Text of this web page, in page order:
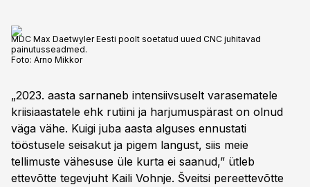
MDC Max Daetwyler Eesti poolt soetatud uued CNC juhitavad
painutusseadmed.
Foto: Arno Mikkor
„2023. aasta sarnaneb intensiivsuselt varasematele
kriisiaastatele ehk rutiini ja harjumuspärast on olnud
väga vähe. Kuigi juba aasta alguses ennustati
tööstusele seisakut ja pigem langust, siis meie
tellimuste vähesuse üle kurta ei saanud,” ütleb
ettevõtte tegevjuht Kaili Vohnje. Šveitsi pereettevõtte